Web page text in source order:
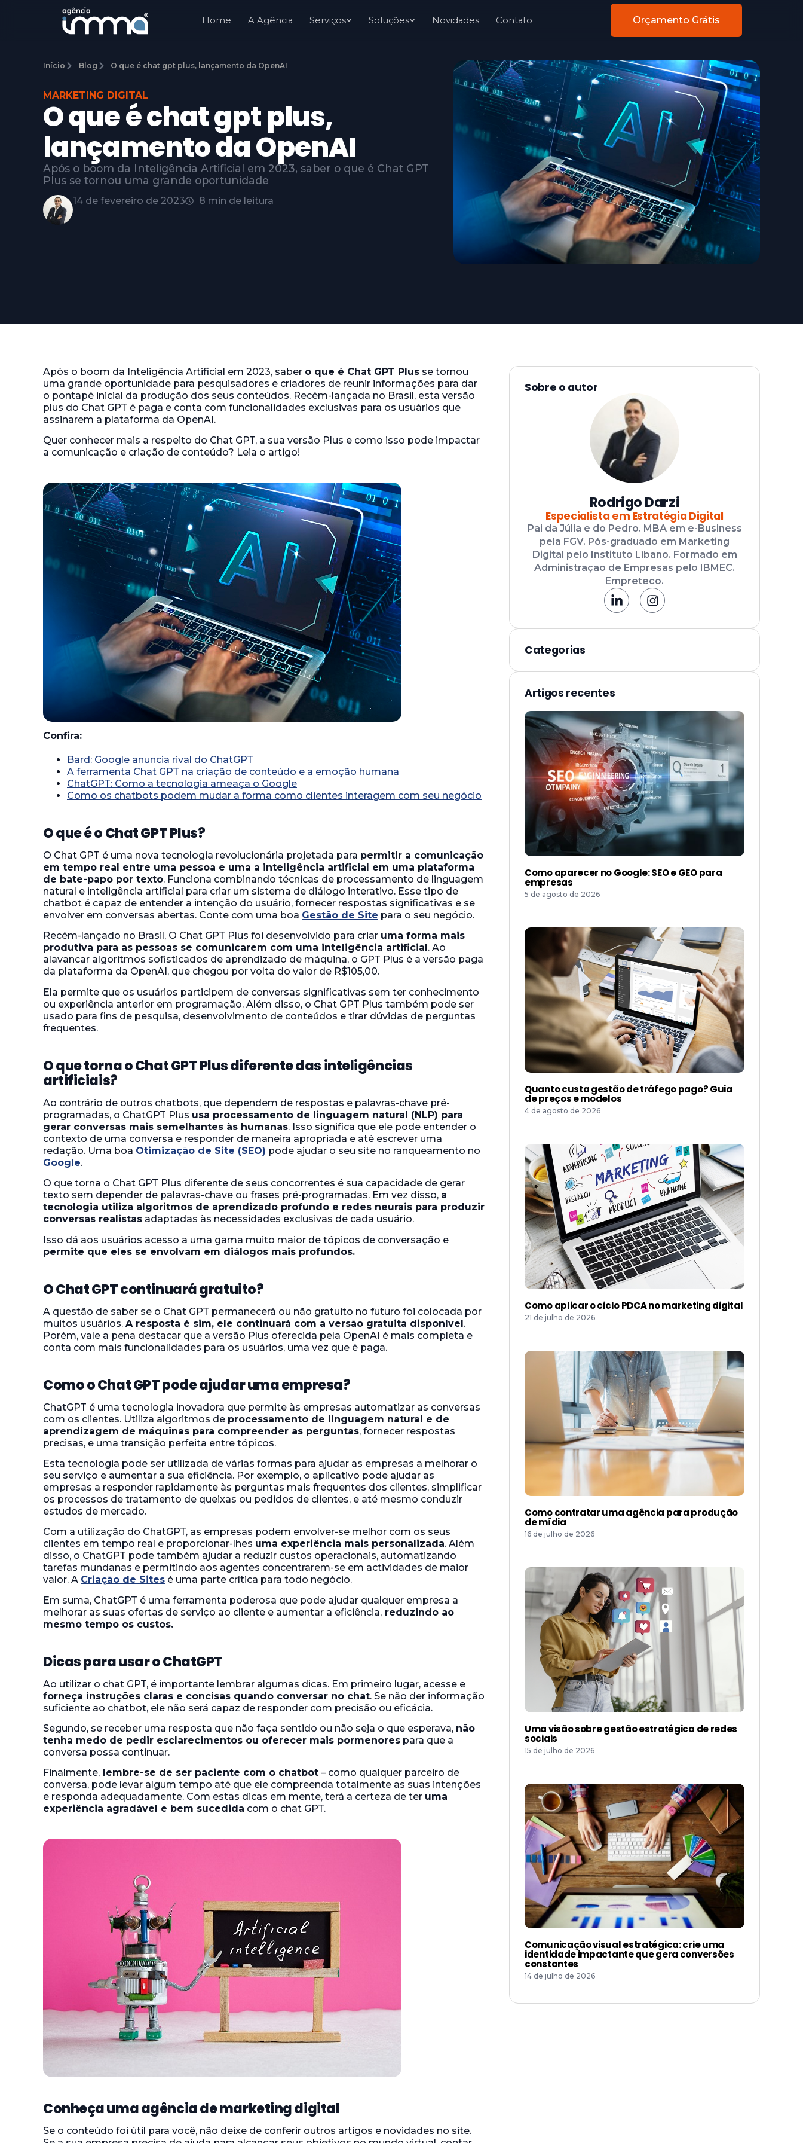
Home A Agência Serviços Soluções Novidades Contato Orçamento Grátis
Início Blog O que é chat gpt plus, lançamento da OpenAI
MARKETING DIGITAL
O que é chat gpt plus,
lançamento da OpenAI
Após o boom da Inteligência Artificial em 2023, saber o que é Chat GPT
Plus se tornou uma grande oportunidade
14 de fevereiro de 2023 8 min de leitura
Após o boom da Inteligência Artificial em 2023, saber o que é Chat GPT Plus se tornou
uma grande oportunidade para pesquisadores e criadores de reunir informações para dar
o pontapé inicial da produção dos seus conteúdos. Recém-lançada no Brasil, esta versão
plus do Chat GPT é paga e conta com funcionalidades exclusivas para os usuários que
assinarem a plataforma da OpenAI.
Quer conhecer mais a respeito do Chat GPT, a sua versão Plus e como isso pode impactar
a comunicação e criação de conteúdo? Leia o artigo!
Confira:
Bard: Google anuncia rival do ChatGPT
A ferramenta Chat GPT na criação de conteúdo e a emoção humana
ChatGPT: Como a tecnologia ameaça o Google
Como os chatbots podem mudar a forma como clientes interagem com seu negócio
O que é o Chat GPT Plus?
O Chat GPT é uma nova tecnologia revolucionária projetada para permitir a comunicação
em tempo real entre uma pessoa e uma a inteligência artificial em uma plataforma
de bate-papo por texto. Funciona combinando técnicas de processamento de linguagem
natural e inteligência artificial para criar um sistema de diálogo interativo. Esse tipo de
chatbot é capaz de entender a intenção do usuário, fornecer respostas significativas e se
envolver em conversas abertas. Conte com uma boa Gestão de Site para o seu negócio.
Recém-lançado no Brasil, O Chat GPT Plus foi desenvolvido para criar uma forma mais
produtiva para as pessoas se comunicarem com uma inteligência artificial . Ao
alavancar algoritmos sofisticados de aprendizado de máquina, o GPT Plus é a versão paga
da plataforma da OpenAI, que chegou por volta do valor de R$105,00.
Ela permite que os usuários participem de conversas significativas sem ter conhecimento
ou experiência anterior em programação. Além disso, o Chat GPT Plus também pode ser
usado para fins de pesquisa, desenvolvimento de conteúdos e tirar dúvidas de perguntas
frequentes.
O que torna o Chat GPT Plus diferente das inteligências
artificiais?
Ao contrário de outros chatbots, que dependem de respostas e palavras-chave pré-
programadas, o ChatGPT Plus usa processamento de linguagem natural (NLP) para
gerar conversas mais semelhantes às humanas. Isso significa que ele pode entender o
contexto de uma conversa e responder de maneira apropriada e até escrever uma
redação. Uma boa Otimização de Site (SEO) pode ajudar o seu site no ranqueamento no
Google.
O que torna o Chat GPT Plus diferente de seus concorrentes é sua capacidade de gerar
texto sem depender de palavras-chave ou frases pré-programadas. Em vez disso, a
tecnologia utiliza algoritmos de aprendizado profundo e redes neurais para produzir
conversas realistas adaptadas às necessidades exclusivas de cada usuário.
Isso dá aos usuários acesso a uma gama muito maior de tópicos de conversação e
permite que eles se envolvam em diálogos mais profundos.
O Chat GPT continuará gratuito?
A questão de saber se o Chat GPT permanecerá ou não gratuito no futuro foi colocada por
muitos usuários. A resposta é sim, ele continuará com a versão gratuita disponível.
Porém, vale a pena destacar que a versão Plus oferecida pela OpenAI é mais completa e
conta com mais funcionalidades para os usuários, uma vez que é paga.
Como o Chat GPT pode ajudar uma empresa?
ChatGPT é uma tecnologia inovadora que permite às empresas automatizar as conversas
com os clientes. Utiliza algoritmos de processamento de linguagem natural e de
aprendizagem de máquinas para compreender as perguntas, fornecer respostas
precisas, e uma transição perfeita entre tópicos.
Esta tecnologia pode ser utilizada de várias formas para ajudar as empresas a melhorar o
seu serviço e aumentar a sua eficiência. Por exemplo, o aplicativo pode ajudar as
empresas a responder rapidamente às perguntas mais frequentes dos clientes, simplificar
os processos de tratamento de queixas ou pedidos de clientes, e até mesmo conduzir
estudos de mercado.
Com a utilização do ChatGPT, as empresas podem envolver-se melhor com os seus
clientes em tempo real e proporcionar-lhes uma experiência mais personalizada. Além
disso, o ChatGPT pode também ajudar a reduzir custos operacionais, automatizando
tarefas mundanas e permitindo aos agentes concentrarem-se em actividades de maior
valor. A Criação de Sites é uma parte crítica para todo negócio.
Em suma, ChatGPT é uma ferramenta poderosa que pode ajudar qualquer empresa a
melhorar as suas ofertas de serviço ao cliente e aumentar a eficiência, reduzindo ao
mesmo tempo os custos.
Dicas para usar o ChatGPT
Ao utilizar o chat GPT, é importante lembrar algumas dicas. Em primeiro lugar, acesse e
forneça instruções claras e concisas quando conversar no chat. Se não der informação
suficiente ao chatbot, ele não será capaz de responder com precisão ou eficácia.
Segundo, se receber uma resposta que não faça sentido ou não seja o que esperava, não
tenha medo de pedir esclarecimentos ou oferecer mais pormenores para que a
conversa possa continuar.
Finalmente, lembre-se de ser paciente com o chatbot – como qualquer parceiro de
conversa, pode levar algum tempo até que ele compreenda totalmente as suas intenções
e responda adequadamente. Com estas dicas em mente, terá a certeza de ter uma
experiência agradável e bem sucedida com o chat GPT.
Conheça uma agência de marketing digital
Se o conteúdo foi útil para você, não deixe de conferir outros artigos e novidades no site.
Sobre o autor
Rodrigo Darzi
Especialista em Estratégia Digital
Pai da Júlia e do Pedro. MBA em e-Business
pela FGV. Pós-graduado em Marketing
Digital pelo Instituto Líbano. Formado em
Administração de Empresas pelo IBMEC.
Empreteco.
Categorias
Artigos recentes
Como aparecer no Google: SEO e GEO para
empresas
5 de agosto de 2026
Quanto custa gestão de tráfego pago? Guia
de preços e modelos
4 de agosto de 2026
Como aplicar o ciclo PDCA no marketing digital
21 de julho de 2026
Como contratar uma agência para produção
de mídia
16 de julho de 2026
Uma visão sobre gestão estratégica de redes
sociais
15 de julho de 2026
Comunicação visual estratégica: crie uma
identidade impactante que gera conversões
constantes
14 de julho de 2026